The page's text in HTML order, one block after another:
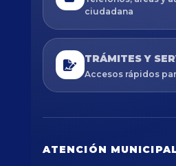
ciudadana
TRÁMITES Y
Accesos rápidos
ATENCIÓN